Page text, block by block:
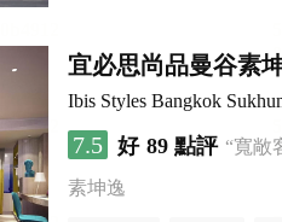
宜必思尚品曼谷素
Ibis Styles Bangkok
7.5 好 89 點評 “寬敞
素坤逸